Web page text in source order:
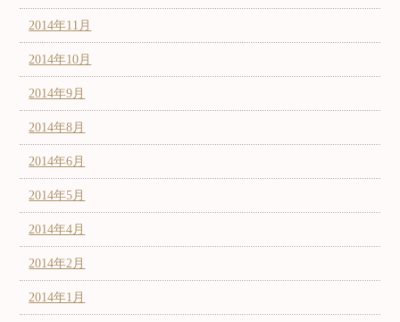
2014年11月
2014年10月
2014年9月
2014年8月
2014年6月
2014年5月
2014年4月
2014年2月
2014年1月